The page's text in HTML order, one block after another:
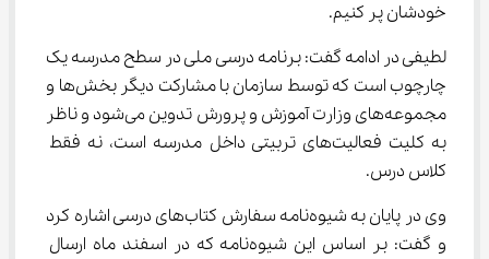
خودشان پر کنیم.
لطیفی در ادامه گفت: برنامه درسی ملی در سطح مدرسه یک
چارچوب است که توسط سازمان با مشارکت دیگر بخش‌ها و
مجموعه‌های وزارت آموزش و پرورش تدوین می‌شود و ناظر
به کلیت فعالیت‌های تربیتی داخل مدرسه است، نه فقط
کلاس درس.
وی در پایان به شیوه‌نامه سفارش کتاب‌های درسی اشاره کرد
و گفت: بر اساس این شیوه‌نامه که در اسفند ماه ارسال